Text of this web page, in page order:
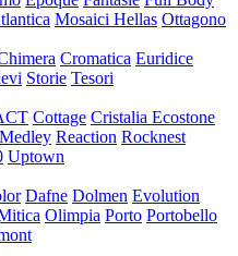
Mosaici Hellas Ottagono
Cromatica Euridice
Storie Tesori
Cottage Cristalia Ecostone
Medley Reaction Rocknest
Uptown
Dafne Dolmen Evolution
Olimpia Porto Portobello